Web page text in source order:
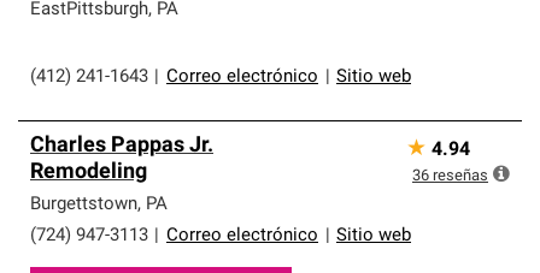
EastPittsburgh, PA
(412) 241-1643 Correo electrónico Sitio web
Charles Pappas Jr.
Remodeling
Burgettstown, PA
(724) 947-3113
Correo electrónico Sitio web
★ 4.94
36 reseñas